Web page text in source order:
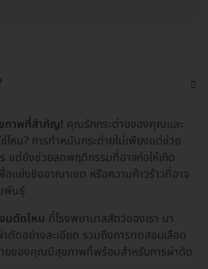
ภาพที่สำคัญ! คุณรักกระต่ายของคุณและ
ไหม? การทำหมันกระต่ายไม่เพียงแต่ช่วย
แต่ยังช่วยลดพฤติกรรมที่อาจก่อให้เกิด
แย่งชิงอาณาเขต หรือความก้าวร้าวที่อาจ
พันธุ์
นตัดไหม ที่โรงพยาบาลสัตว์ของเรา มา
ดอย่างละเอียด รวมถึงการทดสอบเลือด
ายของคุณมีสุขภาพที่พร้อมสำหรับการผ่าตัด